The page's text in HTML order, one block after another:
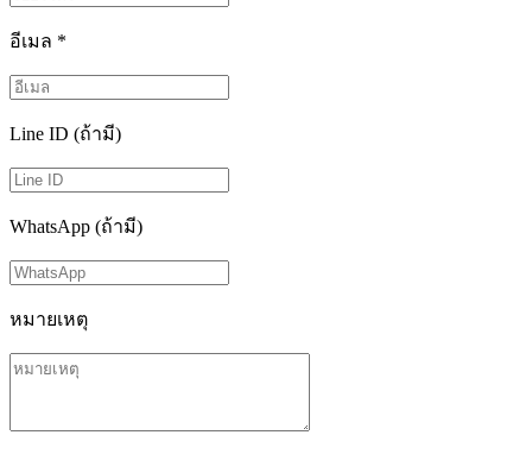
อีเมล *
Line ID (ถ้ามี)
WhatsApp (ถ้ามี)
หมายเหตุ